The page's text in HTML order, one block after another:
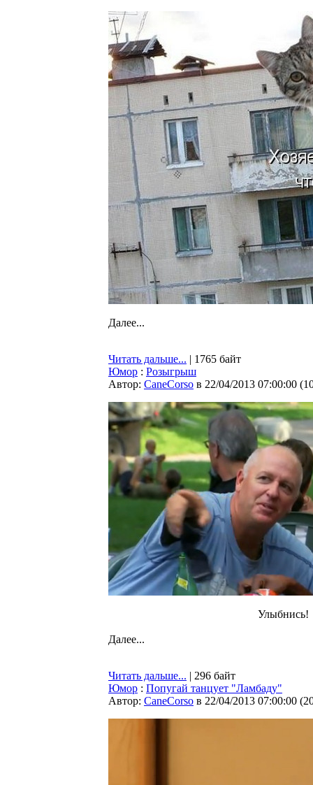
Далее...
Читать дальше... | 1765 байт
Юмор : Розыгрыш
Автор: CaneCorso в 22/04/2013 07:00:00 (
Улыбнись!
Далее...
Читать дальше... | 296 байт
Юмор : Попугай танцует "Ламбаду"
Автор: CaneCorso в 22/04/2013 07:00:00 (